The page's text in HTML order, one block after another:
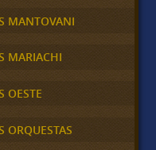
MANTOVANI
MARIACHI
OESTE